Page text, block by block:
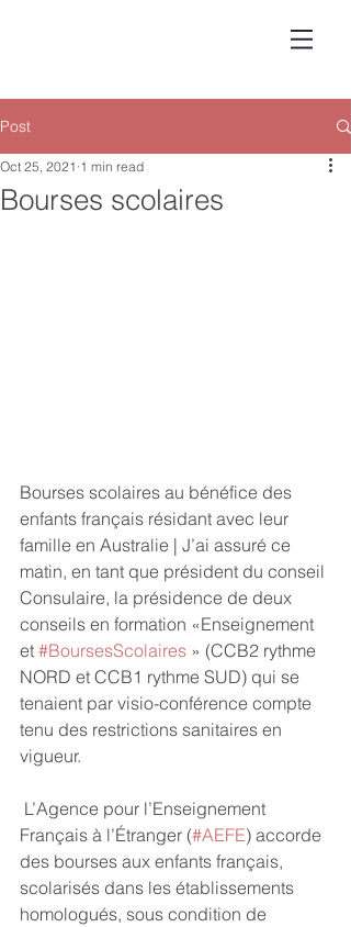
Post
Bourses scolaires
Oct 25, 2021 1 min read
Bourses scolaires au bénéfice des
enfants français résidant avec leur
famille en Australie | J’ai assuré ce
matin, en tant que président du conseil
Consulaire, la présidence de deux
conseils en formation «Enseignement
et #BoursesScolaires » (CCB2 rythme
NORD et CCB1 rythme SUD) qui se
tenaient par visio-conférence compte
tenu des restrictions sanitaires en
vigueur.
Français à l’Étranger (#AEFE) accorde
des bourses aux enfants français,
scolarisés dans les établissements
homologués, sous condition de